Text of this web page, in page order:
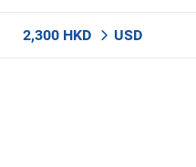
2,300 HKD USD